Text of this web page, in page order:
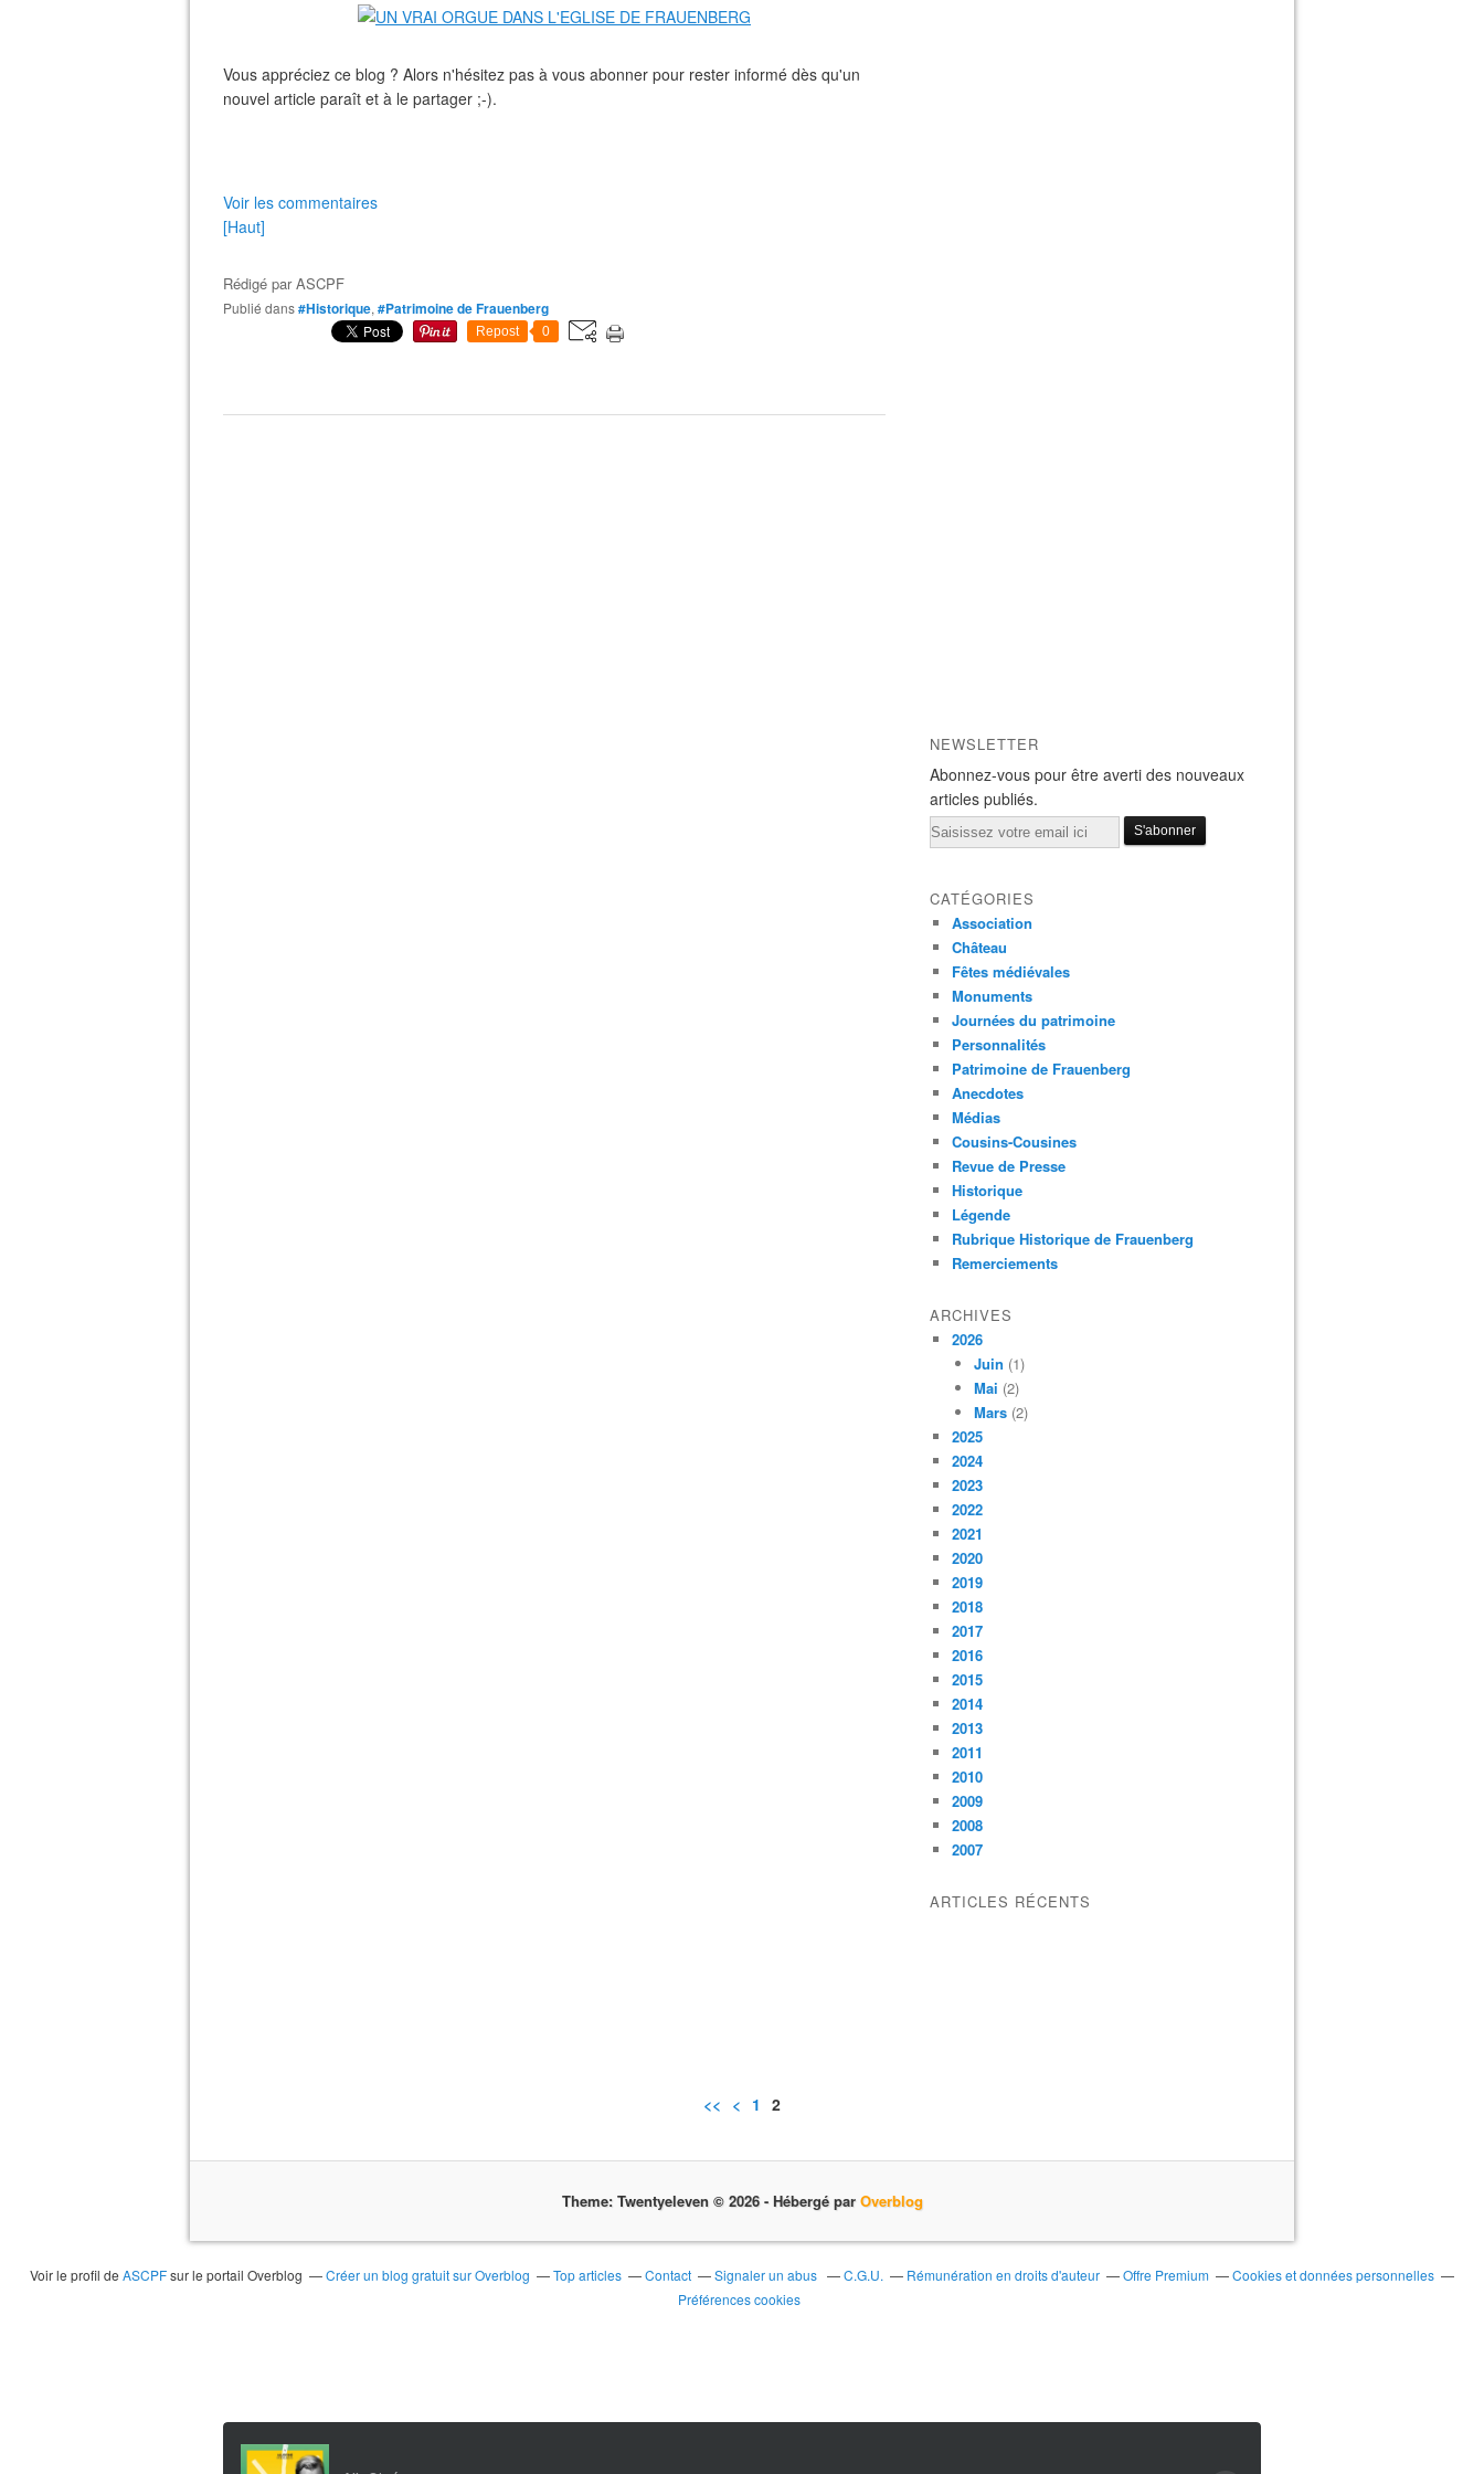
Vous appréciez ce blog ? Alors n'hésitez pas à vous abonner pour rester informé dès qu'un
nouvel article paraît et à le partager ;-).
Voir les commentaires
[Haut]
Rédigé parASCPF
Publié dans#Historique, #Patrimoine de Frauenberg
Repost 0
NEWSLETTER
Abonnez-vous pour être averti des nouveaux
articles publiés.
Email
CATÉGORIES
Association
Château
Fêtes médiévales
Monuments
Journées du patrimoine
Personnalités
Patrimoine de Frauenberg
Anecdotes
Médias
Cousins-Cousines
Revue de Presse
Historique
Légende
Rubrique Historique de Frauenberg
Remerciements
ARCHIVES
2026
Juin (1)
Mai (2)
Mars (2)
2025
2024
2023
2022
2021
2020
2019
2018
2017
2016
2015
2014
2013
2011
2010
2009
2008
2007
ARTICLES RÉCENTS
<< < 1 2
Theme: Twentyeleven © 2026 - Hébergé par Overblog
Voir le profil de ASCPFsur le portail Overblog Créer un blog gratuit sur Overblog Top articles Contact Signaler un abus C.G.U. Rémunération en droits d'auteur Offre Premium
Cookies et données personnelles
Préférences cookies